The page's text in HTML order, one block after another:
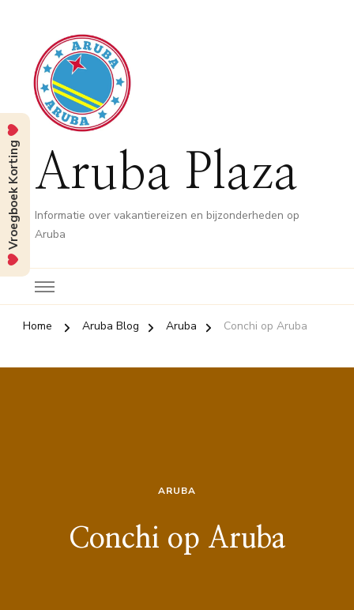
Aruba Plaza
Informatie over vakantiereizen en bijzonderheden op
Aruba
Home Aruba Blog Aruba Conchi op Aruba
ARUBA
Conchi op Aruba
Vroegboek Korting